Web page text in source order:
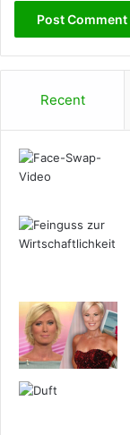
Recent